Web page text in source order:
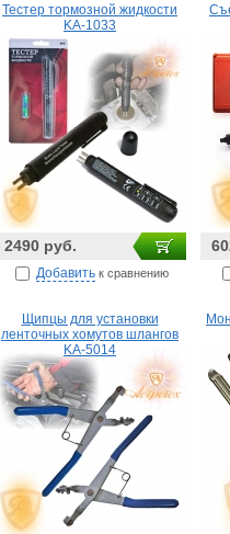
Тестер тормозной жидкости
KA-1033
2490 руб.
Добавить к сравнению
Щипцы для установки
ленточных хомутов шлангов
KA-5014